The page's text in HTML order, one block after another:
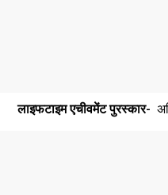
लाइफटाइम एचीवमेंट पुरस्कार-